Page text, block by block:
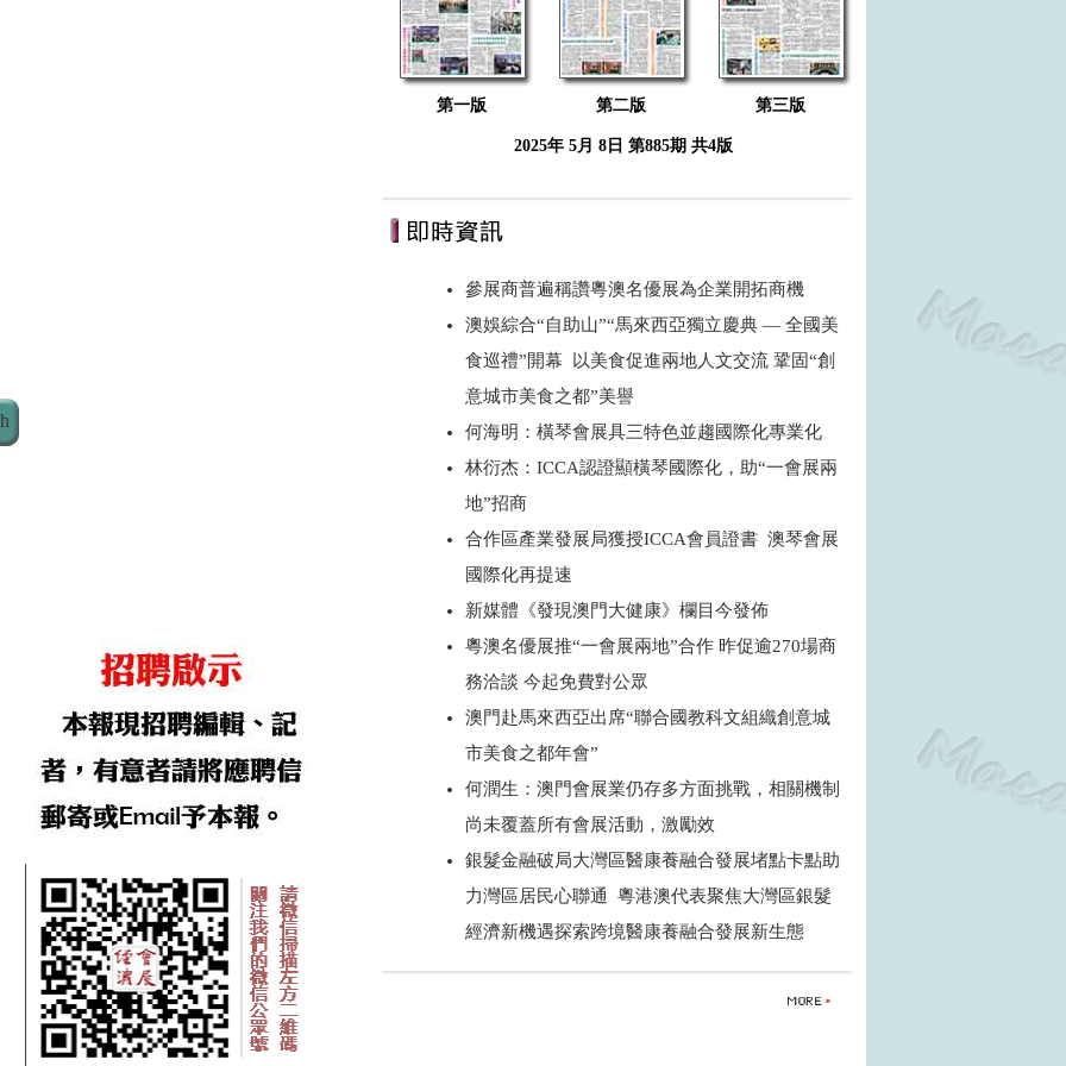
第一版 第二版 第三版
2025年 5月 8日 第885期 共4版
參展商普遍稱讚粵澳名優展為企業開拓商機
澳娛綜合“自助山”“馬來西亞獨立慶典 — 全國美
食巡禮”開幕 以美食促進兩地人文交流 鞏固“創
意城市美食之都”美譽
何海明：橫琴會展具三特色並趨國際化專業化
林衍杰：ICCA認證顯橫琴國際化，助“一會展兩
地”招商
合作區產業發展局獲授ICCA會員證書 澳琴會展
國際化再提速
新媒體《發現澳門大健康》欄目今發佈
粵澳名優展推“一會展兩地”合作 昨促逾270場商
務洽談 今起免費對公眾
澳門赴馬來西亞出席“聯合國教科文組織創意城
市美食之都年會”
何潤生：澳門會展業仍存多方面挑戰，相關機制
尚未覆蓋所有會展活動，激勵效
銀髮金融破局大灣區醫康養融合發展堵點卡點助
力灣區居民心聯通 粵港澳代表聚焦大灣區銀髮
經濟新機遇探索跨境醫康養融合發展新生態